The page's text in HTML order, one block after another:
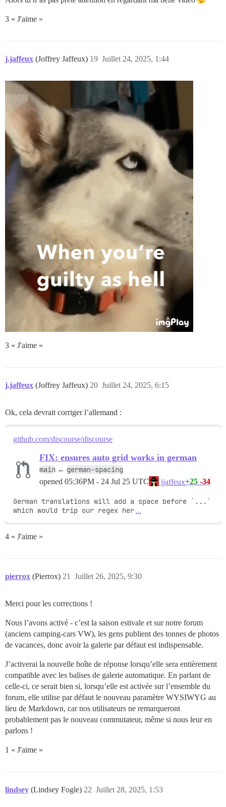
3 « J'aime »
j.jaffeux (Joffrey Jaffeux) Juillet 24, 2025, 1:44
19
3 « J'aime »
j.jaffeux (Joffrey Jaffeux) Juillet 24, 2025, 6:15
20
Ok, cela devrait corriger l’allemand :
github.com/discourse/discourse
FIX: ensures auto grid works in german
main ← german-spacing
opened 05:36PM - 24 Jul 25 UTC jjaffeux+25 -34
German translations will add a space before `...`
which would trip our regex her …
4 « J'aime »
pierrox (Pierrox) Juillet 26, 2025, 9:30
21
Merci pour les corrections !
Nous l’avons activé - c’est la saison estivale et sur notre forum
(anciens camping-cars VW), les gens publient des tonnes de photos
de vacances, donc avoir la galerie par défaut est indispensable.
J’activerai la nouvelle boîte de réponse lorsqu’elle sera entièrement
compatible avec les balises de galerie automatique. En parlant de
celle-ci, ce serait bien si, lorsqu’elle est activée sur l’ensemble du
forum, elle utilise par défaut le nouveau paramètre WYSIWYG au
lieu de Markdown, car nos utilisateurs ne remarqueront
probablement pas le nouveau commutateur, même si nous leur en
parlons !
1 « J'aime »
lindsey (Lindsey Fogle) Juillet 28, 2025, 1:53
22